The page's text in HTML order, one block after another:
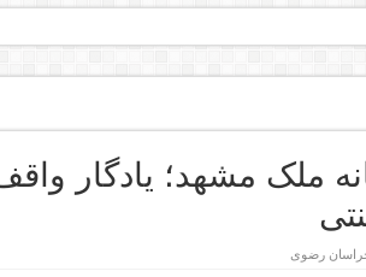
ملک مشهد؛ یادگار
رضوی